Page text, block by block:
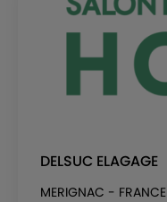
DELSUC ELAGAGE
MERIGNAC - FRANCE